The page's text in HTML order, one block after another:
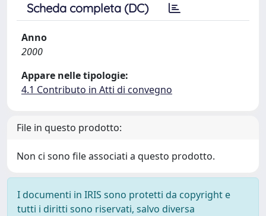
Scheda completa (DC)
Anno
2000
Appare nelle tipologie:
4.1 Contributo in Atti di convegno
File in questo prodotto:
Non ci sono file associati a questo prodotto.
I documenti in IRIS sono protetti da copyright e
tutti i diritti sono riservati, salvo diversa